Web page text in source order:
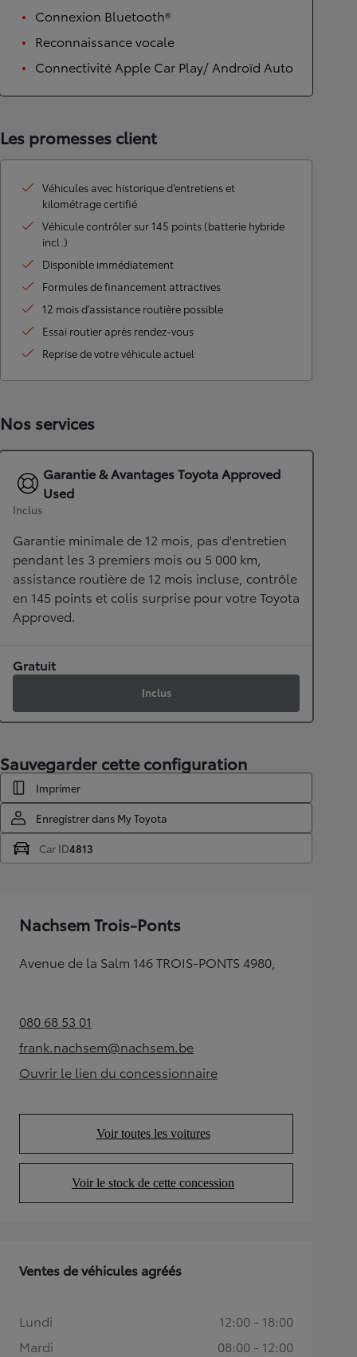
Connexion Bluetooth®
Reconnaissance vocale
Connectivité Apple Car Play/ Androïd Auto
Les promesses client
Véhicules avec historique d’entretiens et
kilométrage certifié
Véhicule contrôler sur 145 points (batterie hybride
incl.)
Disponible immédiatement
Formules de financement attractives
12 mois d’assistance routière possible
Essai routier après rendez-vous
Reprise de votre véhicule actuel
Nos services
Garantie & Avantages Toyota Approved
Used
Inclus
Garantie minimale de 12 mois, pas d'entretien
pendant les 3 premiers mois ou 5 000 km,
assistance routière de 12 mois incluse, contrôle
en 145 points et colis surprise pour votre Toyota
Approved.
Gratuit
Inclus
Sauvegarder cette configuration
Imprimer
Enregistrer dans My Toyota
Car ID4813
Nachsem Trois-Ponts
Avenue de la Salm 146 TROIS-PONTS 4980,
080 68 53 01(Opens in new tab)
frank.nachsem@nachsem.be
(Opens in new tab)
Ouvrir le lien du concessionnaire
(Opens in new tab)
Voir toutes les voitures
(Opens in new tab)
Voir le stock de cette concession
(Opens in new tab)
Ventes de véhicules agréés
Lundi
12:00 - 18:00
Mardi
08:00 - 12:00